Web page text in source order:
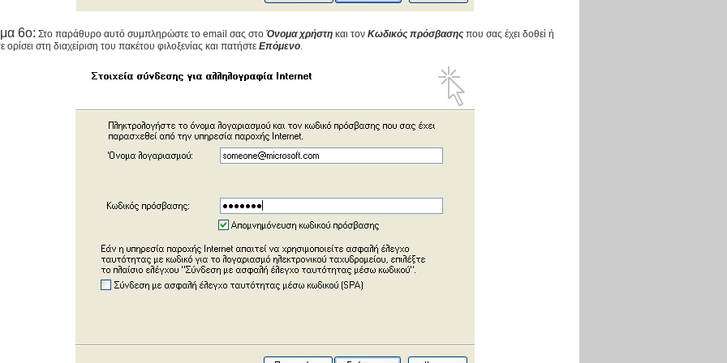
6ο: Στο παράθυρο αυτό συμπληρώστε το email σας στο Όνομα χρήστη και τον Κωδικός πρόσβασης που σας έχει δοθεί ή
ορίσει στη διαχείριση του πακέτου φιλοξενίας και πατήστε Επόμενο.